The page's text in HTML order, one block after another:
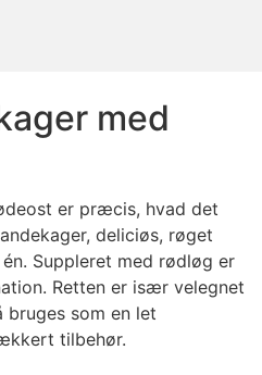
med
er præcis, hvad det
deliciøs, røget
Suppleret med rødløg er
Retten er især velegnet
bruges som en let
tilbehør.